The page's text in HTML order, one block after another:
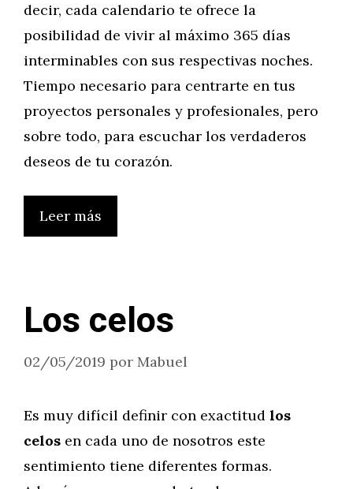
decir, cada calendario te ofrece la
posibilidad de vivir al máximo 365 días
interminables con sus respectivas noches.
Tiempo necesario para centrarte en tus
proyectos personales y profesionales, pero
sobre todo, para escuchar los verdaderos
deseos de tu corazón.
Leer más
Los celos
02/05/2019 por Mabuel
Es muy difícil definir con exactitud los
celos en cada uno de nosotros este
sentimiento tiene diferentes formas.